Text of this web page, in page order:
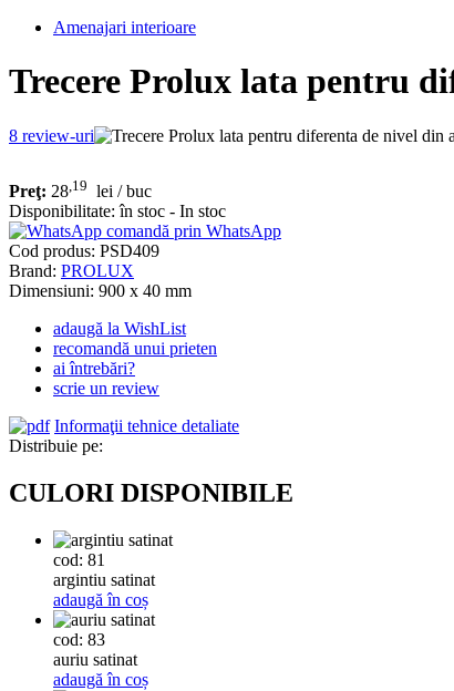
Amenajari interioare
Trecere Prolux lata pentru
8 review-uri
Preţ: 28 ,19 lei / buc
Disponibilitate: în stoc - In stoc
comandă prin WhatsApp
Cod produs: PSD409
Brand: PROLUX
Dimensiuni: 900 x 40 mm
adaugă la WishList
recomandă unui prieten
ai întrebări?
scrie un review
Informaţii tehnice detaliate
Distribuie pe:
CULORI DISPONIBILE
cod: 81
argintiu satinat
adaugă în coș
cod: 83
auriu satinat
adaugă în coș